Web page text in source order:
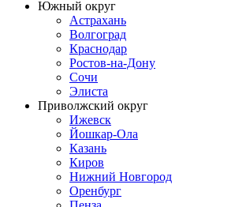
Южный округ
Астрахань
Волгоград
Краснодар
Ростов-на-Дону
Сочи
Элиста
Приволжский округ
Ижевск
Йошкар-Ола
Казань
Киров
Нижний Новгород
Оренбург